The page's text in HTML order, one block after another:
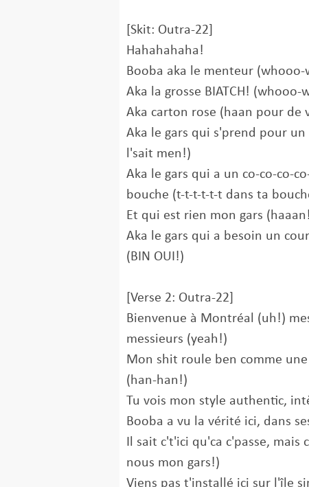
[Skit: Outra-22]
Hahahahaha!
Booba aka le menteur
Aka la grosse BIATCH! (whooo-
Aka carton rose (haan pour de
Aka le gars qui s'prend pour un
l'sait men!)
Aka le gars qui a un co-co-co-
bouche (t-t-t-t-t-t dans ta
Et qui est rien mon gars
Aka le gars qui a besoin un
(BIN OUI!)
[Verse 2: Outra-22]
Bienvenue à Montréal (uh!)
messieurs (yeah!)
Mon shit roule ben comme une
(han-han!)
Tu vois mon style authentic,
Booba a vu la vérité ici, dans
Il sait c't'ici qu'ca c'passe, mais
nous mon gars!)
Viens pas t'installé ici sur l'île